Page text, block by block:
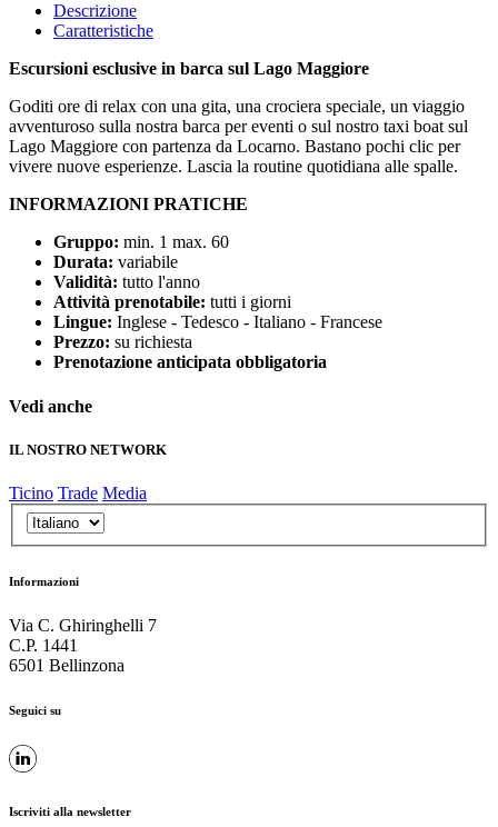
Descrizione
Caratteristiche
Escursioni esclusive in barca sul Lago Maggiore
Goditi ore di relax con una gita, una crociera speciale, un viaggio
avventuroso sulla nostra barca per eventi o sul nostro taxi boat sul
Lago Maggiore con partenza da Locarno. Bastano pochi clic per
vivere nuove esperienze. Lascia la routine quotidiana alle spalle.
INFORMAZIONI PRATICHE
Gruppo: min. 1 max. 60
Durata: variabile
Validità: tutto l'anno
Attività prenotabile: tutti i giorni
Lingue: Inglese - Tedesco - Italiano - Francese
Prezzo: su richiesta
Prenotazione anticipata obbligatoria
Vedi anche
IL NOSTRO NETWORK
Ticino Trade Media
Informazioni
Via C. Ghiringhelli 7
C.P. 1441
6501 Bellinzona
Seguici su
Iscriviti alla newsletter